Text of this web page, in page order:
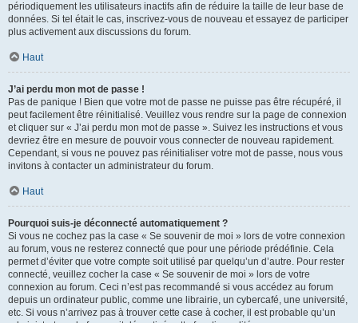
périodiquement les utilisateurs inactifs afin de réduire la taille de leur base de
données. Si tel était le cas, inscrivez-vous de nouveau et essayez de participer
plus activement aux discussions du forum.
Haut
J’ai perdu mon mot de passe !
Pas de panique ! Bien que votre mot de passe ne puisse pas être récupéré, il
peut facilement être réinitialisé. Veuillez vous rendre sur la page de connexion
et cliquer sur « J’ai perdu mon mot de passe ». Suivez les instructions et vous
devriez être en mesure de pouvoir vous connecter de nouveau rapidement.
Cependant, si vous ne pouvez pas réinitialiser votre mot de passe, nous vous
invitons à contacter un administrateur du forum.
Haut
Pourquoi suis-je déconnecté automatiquement ?
Si vous ne cochez pas la case « Se souvenir de moi » lors de votre connexion
au forum, vous ne resterez connecté que pour une période prédéfinie. Cela
permet d’éviter que votre compte soit utilisé par quelqu’un d’autre. Pour rester
connecté, veuillez cocher la case « Se souvenir de moi » lors de votre
connexion au forum. Ceci n’est pas recommandé si vous accédez au forum
depuis un ordinateur public, comme une librairie, un cybercafé, une université,
etc. Si vous n’arrivez pas à trouver cette case à cocher, il est probable qu’un